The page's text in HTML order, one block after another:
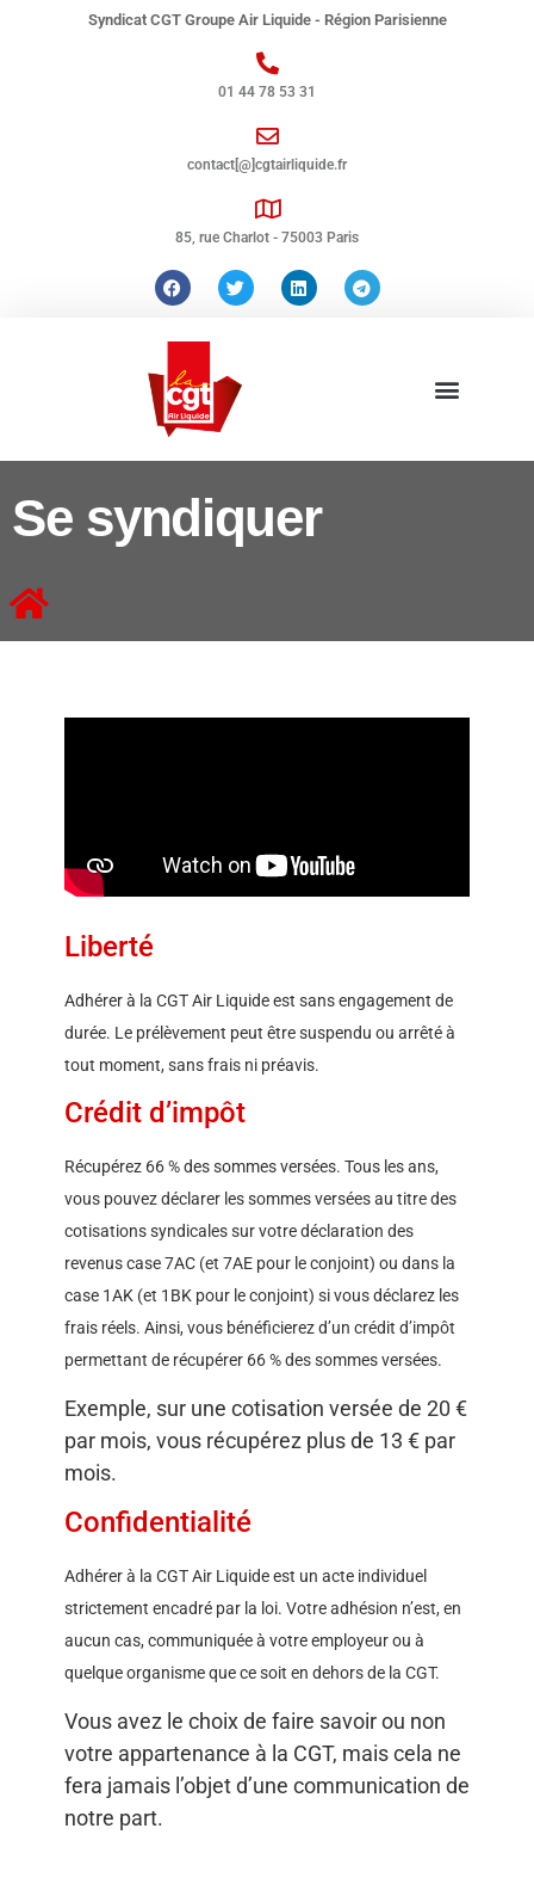
Syndicat CGT Groupe Air Liquide - Région Parisienne
01 44 78 53 31
contact[@]cgtairliquide.fr
85, rue Charlot - 75003 Paris
Se syndiquer
Liberté
Adhérer à la CGT Air Liquide est sans engagement de
durée. Le prélèvement peut être suspendu ou arrêté à
tout moment, sans frais ni préavis.
Crédit d’impôt
Récupérez 66 % des sommes versées. Tous les ans,
vous pouvez déclarer les sommes versées au titre des
cotisations syndicales sur votre déclaration des
revenus case 7AC (et 7AE pour le conjoint) ou dans la
case 1AK (et 1BK pour le conjoint) si vous déclarez les
frais réels. Ainsi, vous bénéficierez d’un crédit d’impôt
permettant de récupérer 66 % des sommes versées.
Exemple, sur une cotisation versée de 20 €
par mois, vous récupérez plus de 13 € par
mois.
Confidentialité
Adhérer à la CGT Air Liquide est un acte individuel
strictement encadré par la loi. Votre adhésion n’est, en
aucun cas, communiquée à votre employeur ou à
quelque organisme que ce soit en dehors de la CGT.
Vous avez le choix de faire savoir ou non
votre appartenance à la CGT, mais cela ne
fera jamais l’objet d’une communication de
notre part.